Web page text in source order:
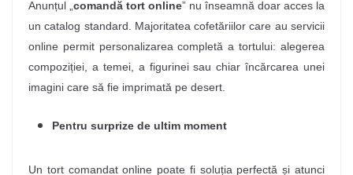
Anunțul „comandă tort online” nu înseamnă doar acces la
un catalog standard. Majoritatea cofetăriilor care au servicii
online permit personalizarea completă a tortului: alegerea
compoziției, a temei, a figurinei sau chiar încărcarea unei
imagini care să fie imprimată pe desert.
Pentru surprize de ultim moment
Un tort comandat online poate fi soluția perfectă și atunci